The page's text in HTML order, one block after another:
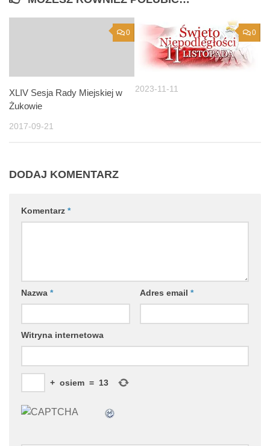
0
XLIV Sesja Rady Miejskiej w
Żukowie
2017-09-21
0
2023-11-11
DODAJ KOMENTARZ
Komentarz *
Nazwa * Adres email *
Witryna internetowa
+ osiem = 13